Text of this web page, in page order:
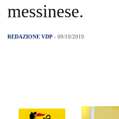
messinese.
REDAZIONE VDP - 09/10/2019